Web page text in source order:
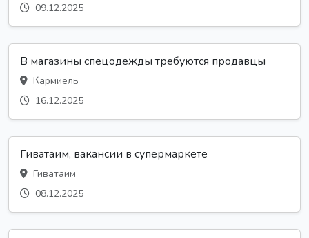
09.12.2025
В магазины спецодежды требуются продавцы
Кармиель
16.12.2025
Гиватаим, вакансии в супермаркете
Гиватаим
08.12.2025